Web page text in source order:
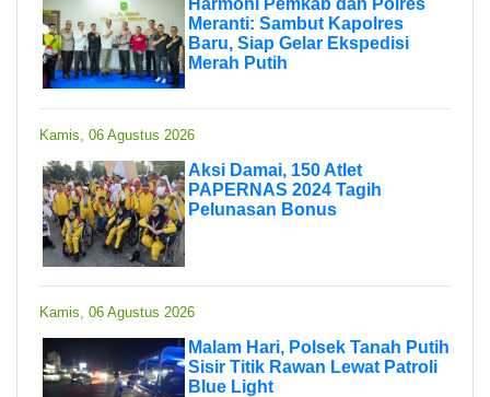
Meranti: Sambut Kapolres
Baru, Siap Gelar Ekspedisi
Merah Putih
Kamis, 06 Agustus 2026
Aksi Damai, 150 Atlet
PAPERNAS 2024 Tagih
Pelunasan Bonus
Kamis, 06 Agustus 2026
Malam Hari, Polsek Tanah Putih
Sisir Titik Rawan Lewat Patroli
Blue Light